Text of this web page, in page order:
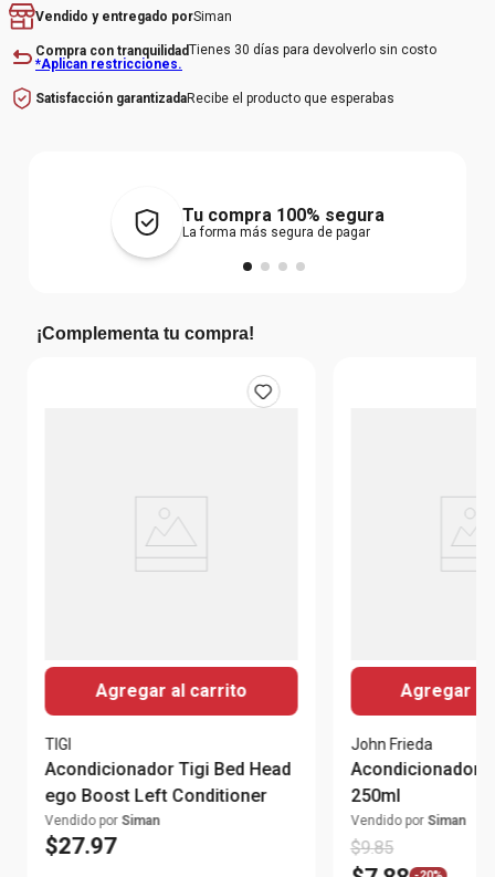
Vendido y entregado porSiman
Compra con tranquilidadTienes 30 días para devolverlo sin costo
*Aplican restricciones.
Satisfacción garantizadaRecibe el producto que esperabas
Tu compra 100% segura
La forma más segura de pagar
¡Complementa tu compra!
Agregar al carrito
TIGI
Acondicionador Tigi Bed Head
ego Boost Left Conditioner
Vendido por Siman
$27.97
Agregar
John Frieda
Acondicionador
250ml
Vendido por Siman
$9.85